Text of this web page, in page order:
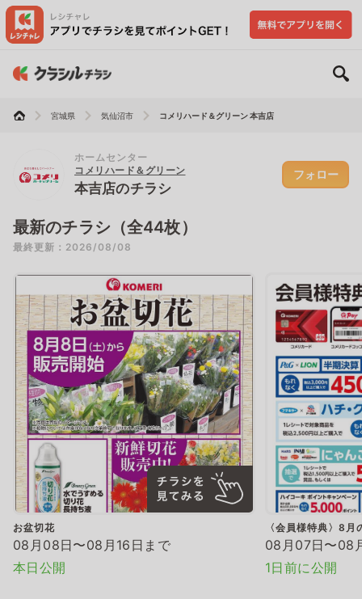
宮城県 気仙沼市 コメリハード＆グリーン 本吉店
ホームセンター
コメリハード＆グリーン
本吉店のチラシ
フォロー
最新のチラシ（全44枚）
最終更新：2026/08/08
お盆切花
08月08日〜08月16日まで
本日公開
〈会員様特典〉8
08月07日〜08
1日前に公開